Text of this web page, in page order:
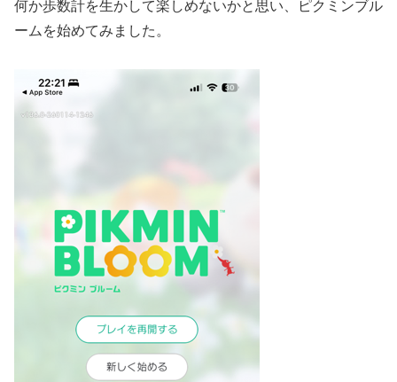
何か歩数計を生かして楽しめないかと思い、ピクミンブル
ームを始めてみました。